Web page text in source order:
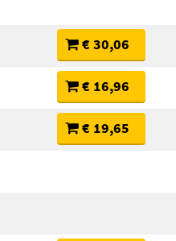
€ 30,06
€ 16,96
€ 19,65